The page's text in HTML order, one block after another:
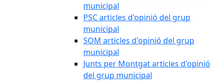
municipal
PSC articles d'opinió del grup
municipal
SOM articles d'opinió del grup
municipal
Junts per Montgat articles d'opinió
del grup municipal